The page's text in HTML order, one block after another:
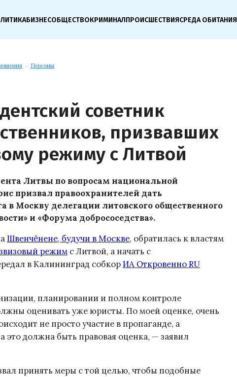
БИЗНЕСОБЩЕСТВОКРИМИНАЛПРОИСШЕСТВИЯСРЕДА ОБИТАНИЯ
→ Персоны
советник
призвавших
режиму с Литвой
Литвы по вопросам национальной
призвал правоохранителей дать
в Москву делегации литовского общественного
и «Форума добрососедства».
Швенчёнене, будучи в Москве, обратилась к властям
режим с Литвой, а начать с
в Калининград собкорИА Откровенно RU
планировании и полном контроле
оценивать уже юристы. По моей оценке, очень
не просто участие в пропаганде, а
это должна быть правовая оценка, — заявил
принять меры с той целью, чтобы подобные